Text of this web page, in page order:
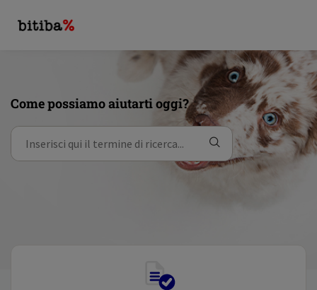
Come possiamo aiutarti oggi?